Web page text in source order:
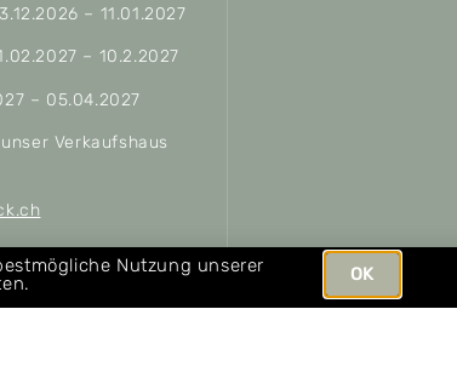
– 11.01.2027
– 10.2.2027
– 05.04.2027
Verkaufshaus
Nutzung unserer
OK